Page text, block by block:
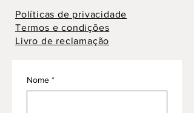
Políticas de privacidade
Termos e condições
Livro de reclamação
Nome *